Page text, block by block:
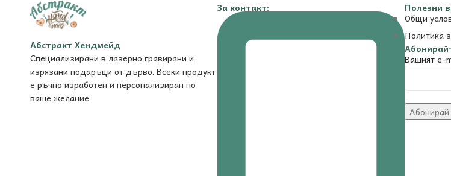
Абстракт Хендмейд
Специализирани в лазерно гравирани и
изрязани подаръци от дърво. Всеки продукт
е ръчно изработен и персонализиран по
ваше желание.
За контакт:
Полезни
Общи
Политика
Вашият e-